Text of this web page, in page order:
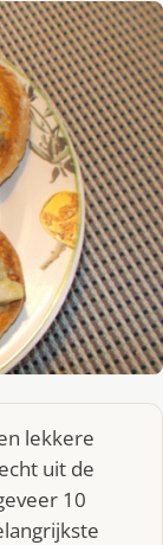
lekkere
uit de
10